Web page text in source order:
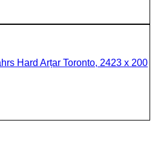
Hard Arțar Toronto, 2423 x 200